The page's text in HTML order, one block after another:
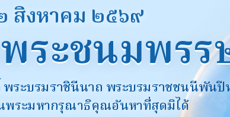
สิงหาคม ๒๕๖๙
ระชนมพรร
พระบรมราชินีนาถ พระบรมราชชนนีพัน
พระมหากรุณาธิคุณอันหาที่สุดมิได้